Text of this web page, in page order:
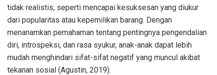
tidak realistis, seperti mencapai kesuksesan yang diukur
dari popularitas atau kepemilikan barang. Dengan
menanamkan pemahaman tentang pentingnya pengendalian
diri, introspeksi, dan rasa syukur, anak-anak dapat lebih
mudah menghindari sifat-sifat negatif yang muncul akibat
tekanan sosial (Agustin, 2019).